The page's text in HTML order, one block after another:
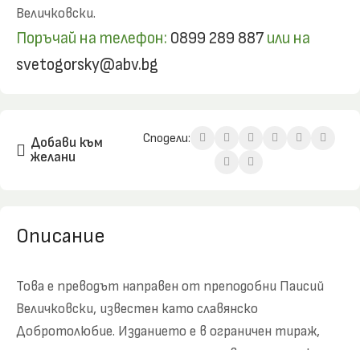
Величковски.
Поръчай на телефон: 0899 289 887 или на
svetogorsky@abv.bg
Добави към
желани
Сподели:
Описание
Това е преводът направен от преподобни Паисий
Величковски, известен като славянско
Добротолюбие. Изданието е в ограничен тираж,